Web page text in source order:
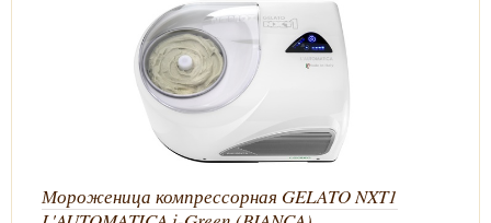
Мороженица компрессорная GELATO NXT1